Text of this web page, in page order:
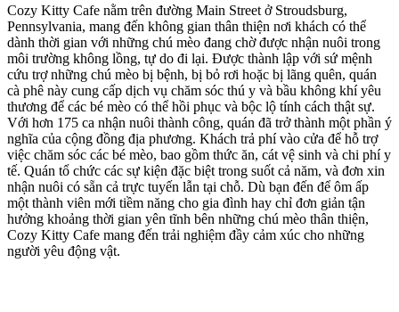
Cozy Kitty Cafe nằm trên đường Main Street ở Stroudsburg,
Pennsylvania, mang đến không gian thân thiện nơi khách có thể
dành thời gian với những chú mèo đang chờ được nhận nuôi trong
môi trường không lồng, tự do đi lại. Được thành lập với sứ mệnh
cứu trợ những chú mèo bị bệnh, bị bỏ rơi hoặc bị lãng quên, quán
cà phê này cung cấp dịch vụ chăm sóc thú y và bầu không khí yêu
thương để các bé mèo có thể hồi phục và bộc lộ tính cách thật sự.
Với hơn 175 ca nhận nuôi thành công, quán đã trở thành một phần ý
nghĩa của cộng đồng địa phương. Khách trả phí vào cửa để hỗ trợ
việc chăm sóc các bé mèo, bao gồm thức ăn, cát vệ sinh và chi phí y
tế. Quán tổ chức các sự kiện đặc biệt trong suốt cả năm, và đơn xin
nhận nuôi có sẵn cả trực tuyến lẫn tại chỗ. Dù bạn đến để ôm ấp
một thành viên mới tiềm năng cho gia đình hay chỉ đơn giản tận
hưởng khoảng thời gian yên tĩnh bên những chú mèo thân thiện,
Cozy Kitty Cafe mang đến trải nghiệm đầy cảm xúc cho những
người yêu động vật.